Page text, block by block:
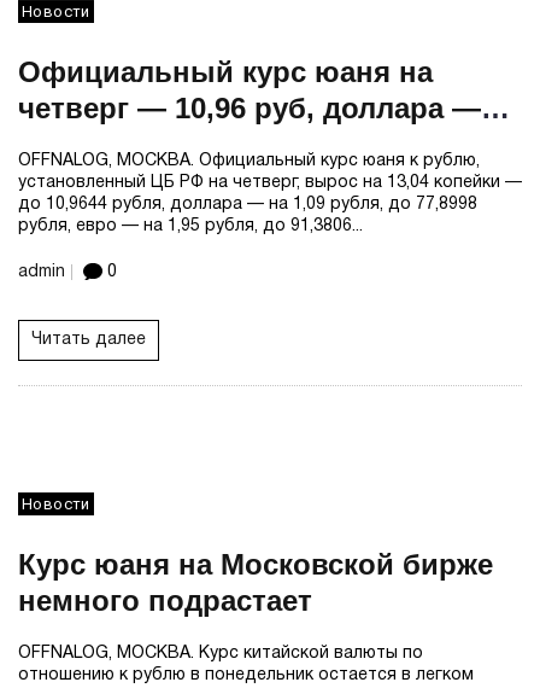
Новости
Официальный курс юаня на
четверг — 10,96 руб, доллара —
77,9 руб, евро — 91,38 руб
OFFNALOG, МОСКВА. Официальный курс юаня к рублю,
установленный ЦБ РФ на четверг, вырос на 13,04 копейки —
до 10,9644 рубля, доллара — на 1,09 рубля, до 77,8998
рубля, евро — на 1,95 рубля, до 91,3806...
admin 0
Читать далее
Новости
Курс юаня на Московской бирже
немного подрастает
OFFNALOG, МОСКВА. Курс китайской валюты по
отношению к рублю в понедельник остается в легком